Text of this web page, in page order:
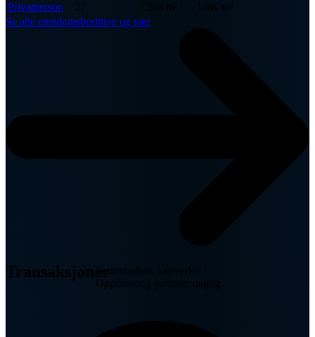
Privatperson
21
1.4K m²
Se alle eiendomsbesittere og mer
TransaksjonerGrunnboken, kartverket
Oppdatering periode: daglig